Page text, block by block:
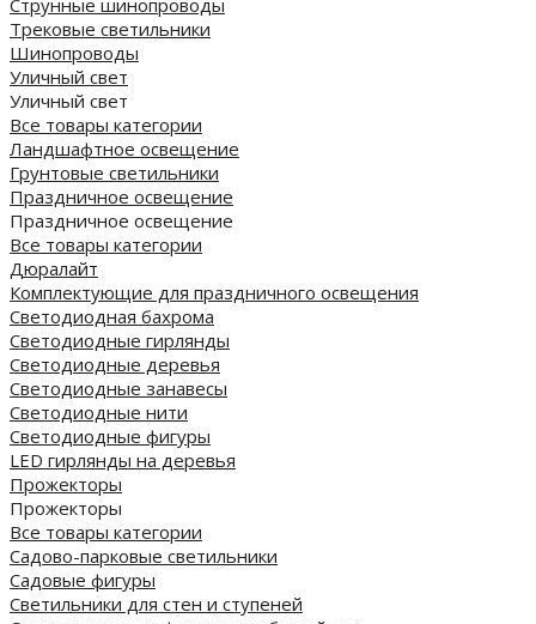
Трековые светильники
Шинопроводы
Уличный свет
Уличный свет
Все товары категории
Ландшафтное освещение
Грунтовые светильники
Праздничное освещение
Праздничное освещение
Все товары категории
Дюралайт
Комплектующие для праздничного освещения
Светодиодная бахрома
Светодиодные гирлянды
Светодиодные деревья
Светодиодные занавесы
Светодиодные нити
Светодиодные фигуры
LED гирлянды на деревья
Прожекторы
Прожекторы
Все товары категории
Садово-парковые светильники
Садовые фигуры
Светильники для стен и ступеней